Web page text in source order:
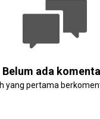
Belum ada
yang pertama